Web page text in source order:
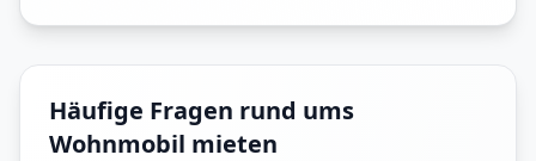
Häufige Fragen rund ums
Wohnmobil mieten